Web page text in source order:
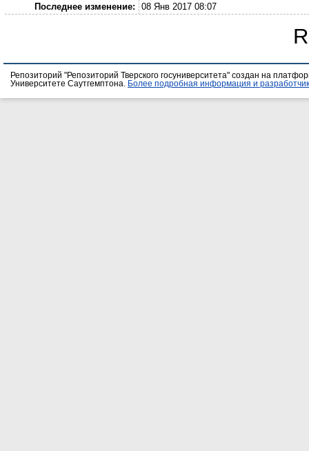
Последнее изменение:
08 Янв 2017 08:07
Репозиторий "Репозиторий Тверского госуниверситета" создан на
Университете Саутгемптона. Более подробная информация и